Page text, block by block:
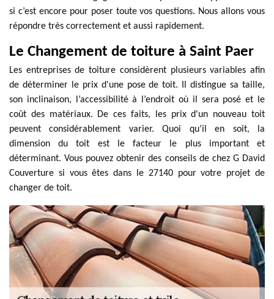
si c’est encore pour poser toute vos questions. Nous allons vous
répondre très correctement et aussi rapidement.
Le Changement de toiture à Saint Paer
Les entreprises de toiture considèrent plusieurs variables afin
de déterminer le prix d'une pose de toit. Il distingue sa taille,
son inclinaison, l’accessibilité à l’endroit où il sera posé et le
coût des matériaux. De ces faits, les prix d'un nouveau toit
peuvent considérablement varier. Quoi qu’il en soit, la
dimension du toit est le facteur le plus important et
déterminant. Vous pouvez obtenir des conseils de chez G David
Couverture si vous êtes dans le 27140 pour votre projet de
changer de toit.